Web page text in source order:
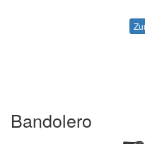
Bandolero